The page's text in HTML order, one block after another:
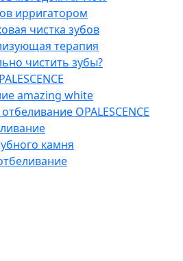
ирригатором
чистка зубов
терапия
чистить зубы?
amazing white
OPALESCENCE
камня